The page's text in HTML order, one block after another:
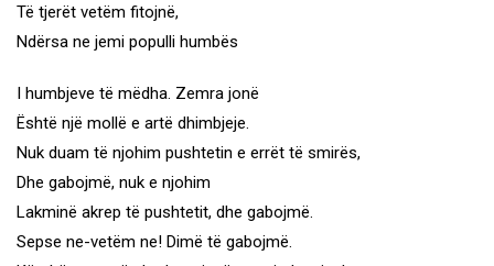
Të tjerët vetëm fitojnë,
Ndërsa ne jemi populli humbës
I humbjeve të mëdha. Zemra jonë
Është një mollë e artë dhimbjeje.
Nuk duam të njohim pushtetin e errët të smirës,
Dhe gabojmë, nuk e njohim
Lakminë akrep të pushtetit, dhe gabojmë.
Sepse ne-vetëm ne! Dimë të gabojmë.